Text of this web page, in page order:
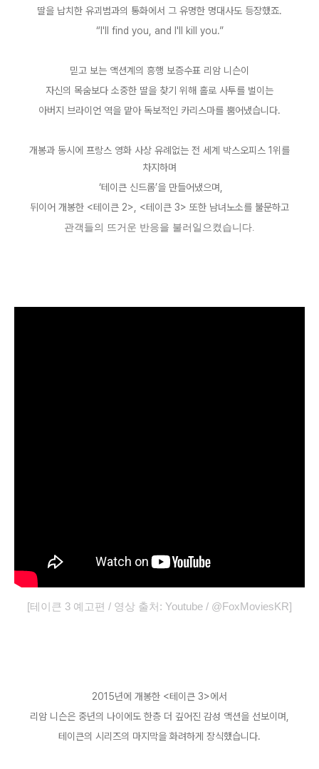
딸을 납치한 유괴범과의 통화에서 그 유명한 명대사도 등장했죠.
“I'll find you, and I'll kill you.”
믿고 보는 액션계의 흥행 보증수표 리암 니슨이
자신의 목숨보다 소중한 딸을 찾기 위해 홀로 사투를 벌이는
아버지 브라이언 역을 맡아 독보적인 카리스마를 뿜어냈습니다.
개봉과 동시에 프랑스 영화 사상 유례없는 전 세계 박스오피스 1위를
차지하며
‘테이큰 신드롬’을 만들어냈으며
뒤이어 개봉한 <테이큰 2>, <테이큰 3> 또한 남녀노소를 불문하고
관객들의 뜨거운 반응을 불러일으켰습니다
[테이큰 3 예고편 / 영상 출처: Youtube / @FoxMoviesKR]
2015년에 개봉한 <테이큰 3>에서
리암 니슨은 중년의 나이에도 한층 더 깊어진 감성 액션을 선보이며
테이큰의 시리즈의 마지막을 화려하게 장식했습니다.